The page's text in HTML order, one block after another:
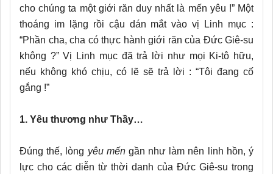
cho chúng ta một giới răn duy nhất là mến yêu !” Một
thoáng im lặng rồi cậu dán mắt vào vị Linh mục :
“Phần cha, cha có thực hành giới răn của Đức Giê-su
không ?” Vị Linh mục đã trả lời như mọi Ki-tô hữu,
nếu không khó chịu, có lẽ sẽ trả lời : “Tôi đang cố
gắng !”
1. Yêu thương như Thầy…
Đúng thế, lòng yêu mến gần như làm nên linh hồn, ý
lực cho các diễn từ thời danh của Đức Giê-su trong